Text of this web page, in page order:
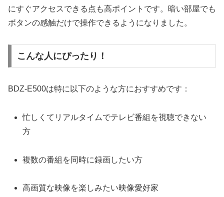
にすぐアクセスできる点も高ポイントです。暗い部屋でも
ボタンの感触だけで操作できるようになりました。
こんな人にぴったり！
BDZ-E500は特に以下のような方におすすめです：
忙しくてリアルタイムでテレビ番組を視聴できない
方
複数の番組を同時に録画したい方
高画質な映像を楽しみたい映像愛好家